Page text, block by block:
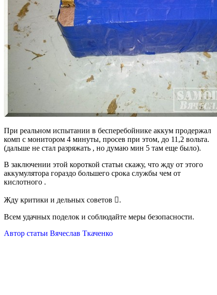
При реальном испытании в бесперебойнике аккум продержал
комп с монитором 4 минуты, просев при этом, до 11,2 вольта.
(дальше не стал разряжать , но думаю мин 5 там еще было).
В заключении этой короткой статьи скажу, что жду от этого
аккумулятора гораздо большего срока службы чем от
кислотного .
Жду критики и дельных советов .
Всем удачных поделок и соблюдайте меры безопасности.
Автор статьи Вячеслав Ткаченко